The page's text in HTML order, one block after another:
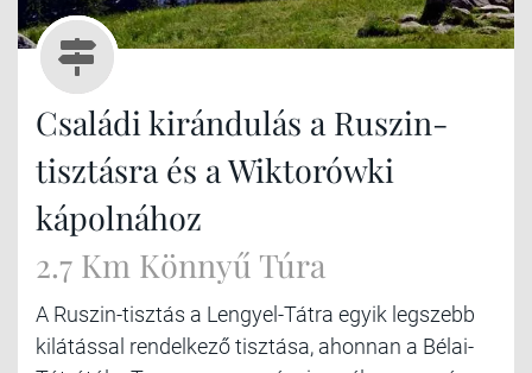
Családi kirándulás a Ruszin-
tisztásra és a Wiktorówki
kápolnához
2.7 Km Könnyű Túra
A Ruszin-tisztás a Lengyel-Tátra egyik legszebb
kilátással rendelkező tisztása, ahonnan a Bélai-